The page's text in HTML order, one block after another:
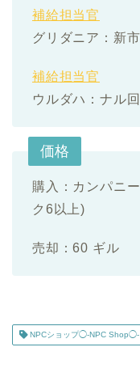
補給担当官
グリダニア：新
補給担当官
ウルダハ：ナル
価格
購入：カンパニ
ク6以上)
売却：60 ギル
NPCショップ◯-NPC Shop◯-